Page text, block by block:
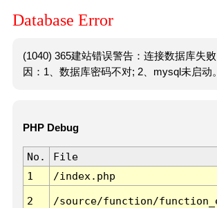
Database Error
(1040) 365建站错误警告：连接数据库失
因：1、数据库密码不对; 2、mysql未启动。
PHP Debug
No. File
1
/index.php
2 /source/function/